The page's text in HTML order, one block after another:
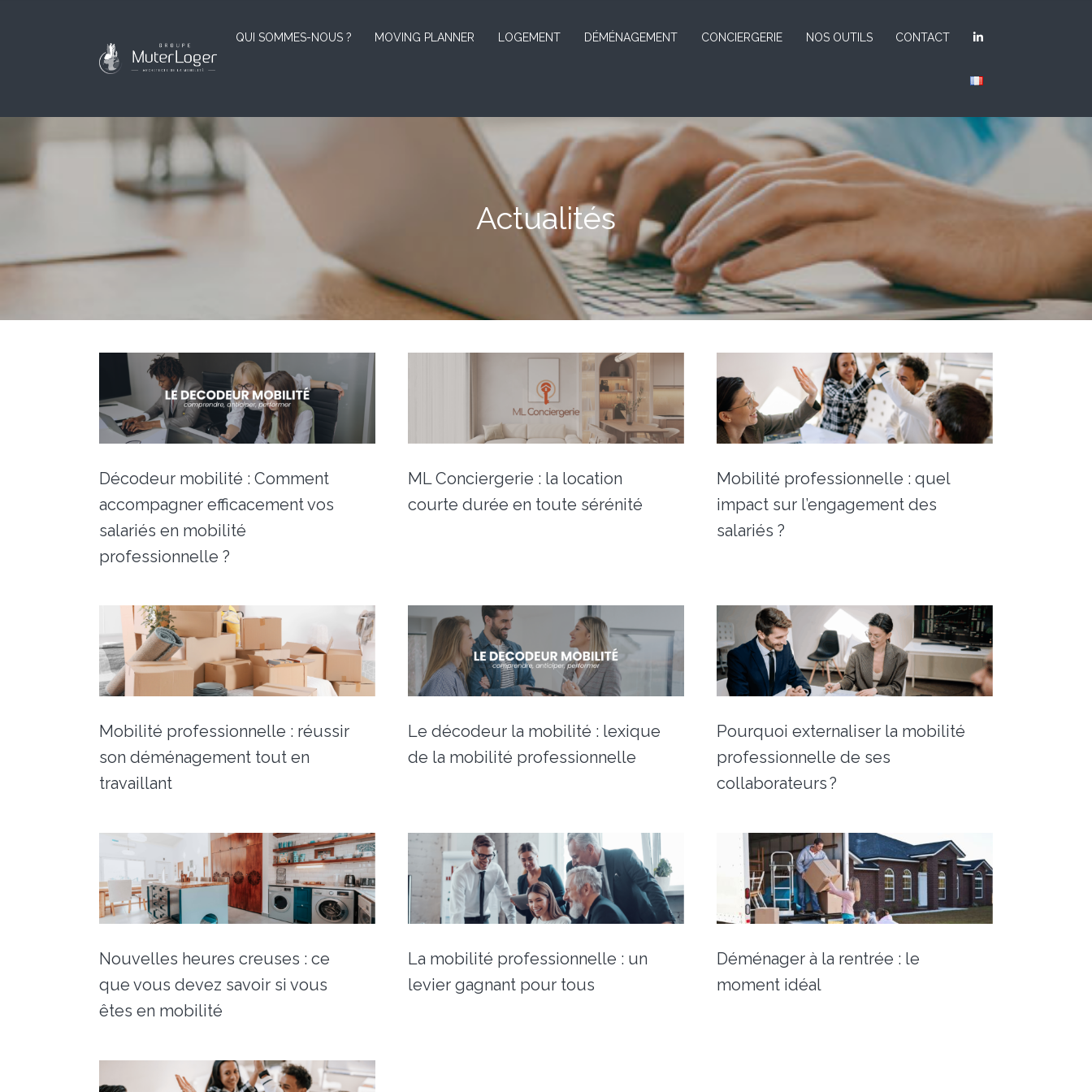
QUI SOMMES-NOUS ? MOVING PLANNER LOGEMENT DÉMÉNAGEMENT CONCIERGERIE NOS OUTILS CONTACT
Actualités
Décodeur mobilité : Comment
accompagner efficacement vos
salariés en mobilité
professionnelle ?
ML Conciergerie : la location
courte durée en toute sérénité
Mobilité professionnelle : quel
impact sur l’engagement des
salariés ?
Mobilité professionnelle : réussir
son déménagement tout en
travaillant
Le décodeur la mobilité : lexique
de la mobilité professionnelle
Pourquoi externaliser la mobilité
professionnelle de ses
collaborateurs ?
Nouvelles heures creuses : ce
que vous devez savoir si vous
êtes en mobilité
La mobilité professionnelle : un
levier gagnant pour tous
Déménager à la rentrée : le
moment idéal